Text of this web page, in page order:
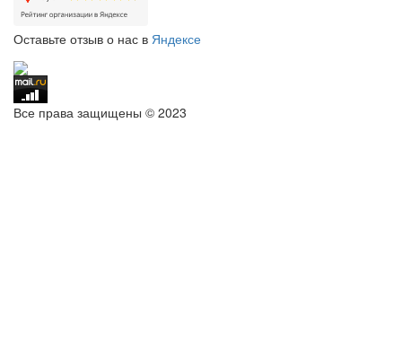
Оставьте отзыв о нас в Яндексе
Все права защищены © 2023